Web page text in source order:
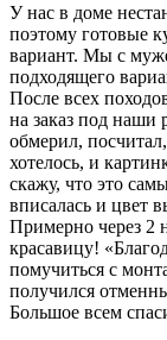
У нас в доме
поэтому готовые
вариант. Мы с
подходящего
После всех
на заказ под наши
обмерил,
хотелось, и
скажу, что это
вписалась и цвет
Примерно через 2
красавицу!
помучиться с
получился
Большое всем